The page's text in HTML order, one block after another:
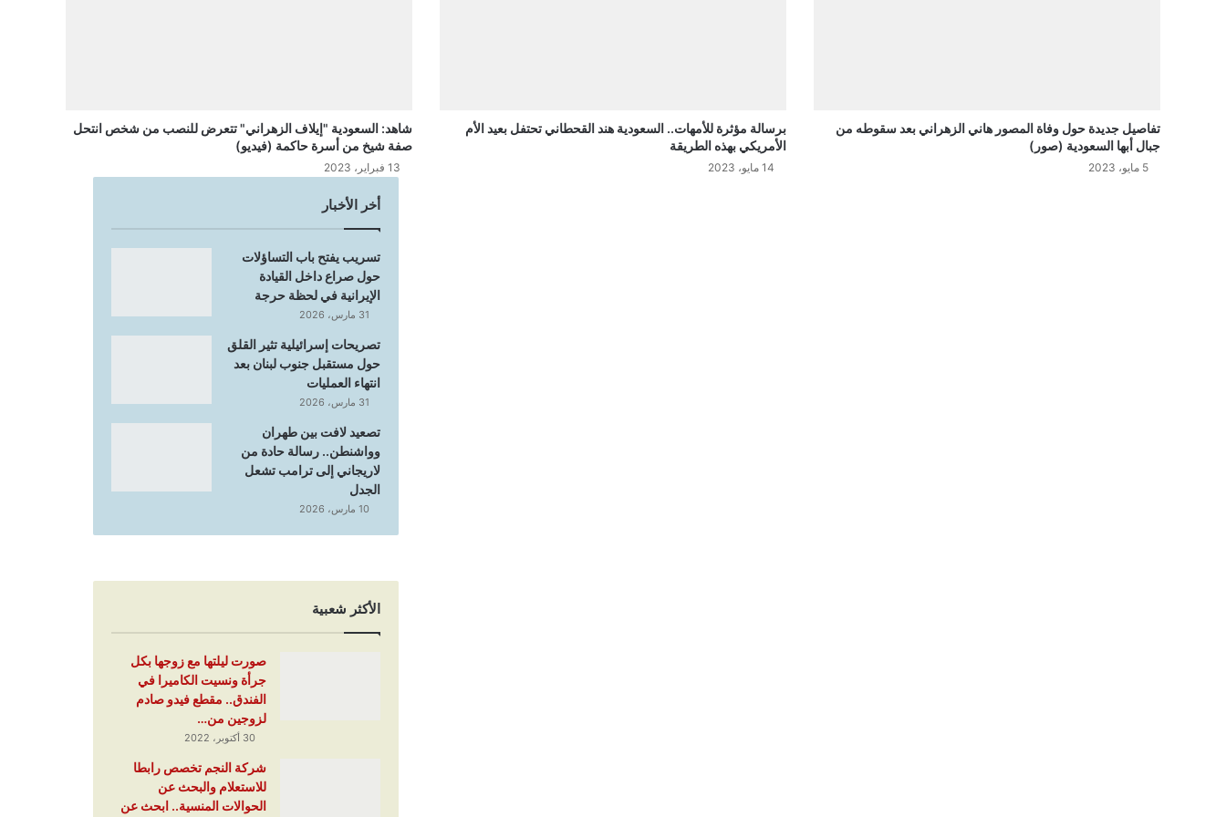
تفاصيل جديدة حول وفاة المصور هاني الزهراني بعد سقوطه من
جبال أبها السعودية (صور)
5 مايو، 2023
برسالة مؤثرة للأمهات.. السعودية هند القحطاني تحتفل بعيد الأم
الأمريكي بهذه الطريقة
14 مايو، 2023
شاهد: السعودية "إيلاف الزهراني" تتعرض للنصب من شخص انتحل
صفة شيخ من أسرة حاكمة (فيديو)
13 فبراير، 2023
أخر الأخبار
تسريب يفتح باب التساؤلات
حول صراع داخل القيادة
الإيرانية في لحظة حرجة
31 مارس، 2026
تصريحات إسرائيلية تثير القلق
حول مستقبل جنوب لبنان بعد
انتهاء العمليات
31 مارس، 2026
تصعيد لافت بين طهران
وواشنطن.. رسالة حادة من
لاريجاني إلى ترامب تشعل
الجدل
10 مارس، 2026
الأكثر شعبية
صورت ليلتها مع زوجها بكل
جرأة ونسيت الكاميرا في
الفندق.. مقطع فيدو صادم
لزوجين من…
30 أكتوبر، 2022
شركة النجم تخصص رابطا
للاستعلام والبحث عن
الحوالات المنسية.. ابحث عن